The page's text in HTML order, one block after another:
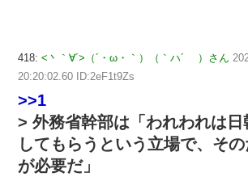
418: <丶｀∀´>（´・ω・｀）（｀ハ´ ）さん
20:20:02.60 ID:2eF1t9Zs
>>1
> 外務省幹部は「われわれは
してもらうという立場で、そ
が必要だ」